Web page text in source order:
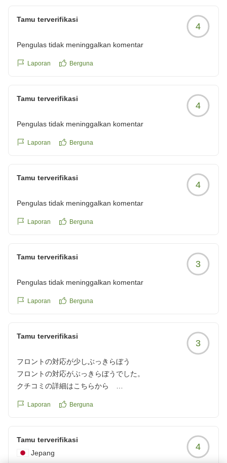
Tamu terverifikasi
4
Pengulas tidak meninggalkan komentar
Laporan Berguna
Tamu terverifikasi
4
Pengulas tidak meninggalkan komentar
Laporan Berguna
Tamu terverifikasi
4
Pengulas tidak meninggalkan komentar
Laporan Berguna
Tamu terverifikasi
3
Pengulas tidak meninggalkan komentar
Laporan Berguna
Tamu terverifikasi
3
フロントの対応が少しぶっきらぼう
フロントの対応がぶっきらぼうでした。
クチコミの詳細はこちらから
reviewId=33123478416747
Laporan Berguna
Tamu terverifikasi
Jepang
4